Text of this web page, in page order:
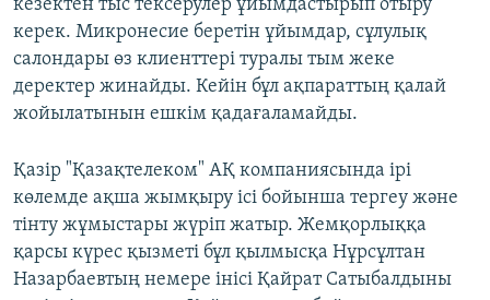
кезектен тыс тексерулер ұйымдастырып отыру
керек. Микронесие беретін ұйымдар, сұлулық
салондары өз клиенттері туралы тым жеке
деректер жинайды. Кейін бұл ақпараттың қалай
жойылатынын ешкім қадағаламайды.
Қазір "Қазақтелеком" АҚ компаниясында ірі
көлемде ақша жымқыру ісі бойынша тергеу және
тінту жұмыстары жүріп жатыр. Жемқорлыққа
қарсы күрес қызметі бұл қылмысқа Нұрсұлтан
Назарбаевтың немере інісі Қайрат Сатыбалдыны